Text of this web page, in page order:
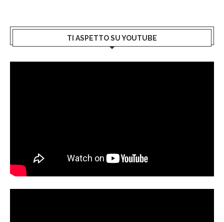
TI ASPETTO SU YOUTUBE